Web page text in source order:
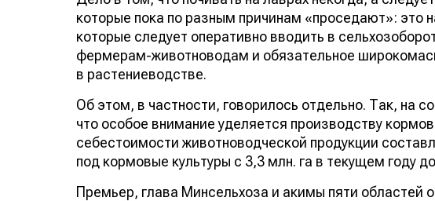
Дело в том, что почивать на лаврах некогда, а
которые пока по разным причинам «проседают»: это
которые следует оперативно вводить в
фермерам-животноводам и обязательное
Об этом, в частности, говорилось отдельно. Так, на
что особое внимание уделяется производству
себестоимости животноводческой продукции